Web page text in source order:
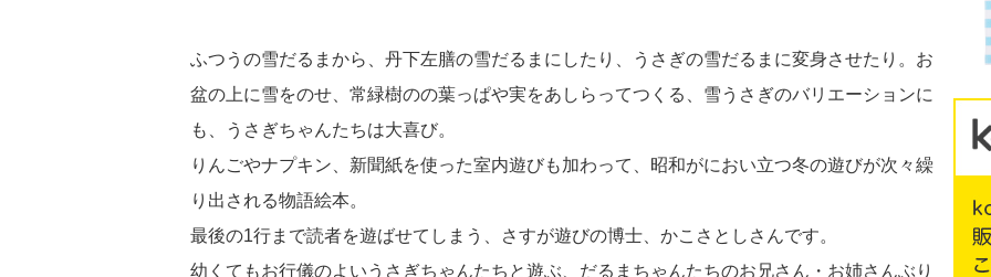
ふつうの雪だるまから、丹下左膳の雪だるまにしたり、うさぎの雪だるまに変身させたり。お
盆の上に雪をのせ、常緑樹のの葉っぱや実をあしらってつくる、雪うさぎのバリエーションに
も、うさぎちゃんたちは大喜び。
りんごやナプキン、新聞紙を使った室内遊びも加わって、昭和がにおい立つ冬の遊びが次々繰
り出される物語絵本。
最後の1行まで読者を遊ばせてしまう、さすが遊びの博士、かこさとしさんです。
幼くてもお行儀のよいうさぎちゃんたちと遊ぶ、だるまちゃんたちのお兄さん・お姉さんぶり